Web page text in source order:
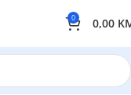
0 0,00